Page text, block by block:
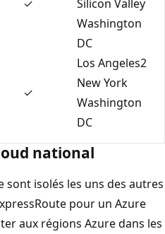
✓
Silicon Valley
Washington
DC
✓
Los Angeles2
New York
Washington
DC
national
sont isolés les uns des autres
pour un Azure
aux régions Azure dans les